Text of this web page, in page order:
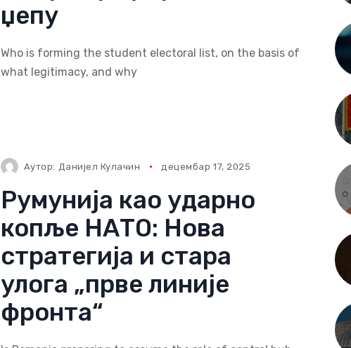
џепу
Who is forming the student electoral list, on the basis of
what legitimacy, and why
Аутор: Данијел Кулачин децембар 17, 2025
Румунија као ударно
копље НАТО: Нова
стратегија и стара
улога „прве линије
фронта“